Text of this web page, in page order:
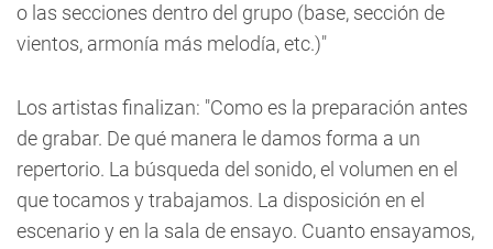
o las secciones dentro del grupo (base, sección de
vientos, armonía más melodía, etc.)"
Los artistas finalizan: "Como es la preparación antes
de grabar. De qué manera le damos forma a un
repertorio. La búsqueda del sonido, el volumen en el
que tocamos y trabajamos. La disposición en el
escenario y en la sala de ensayo. Cuanto ensayamos,